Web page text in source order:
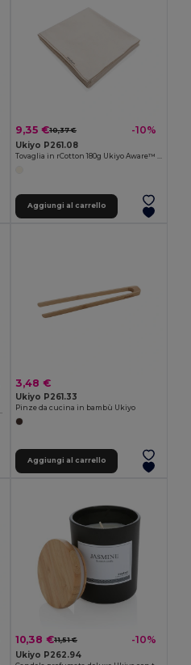
9,35 €10,37 € -10%
Ukiyo P261.08
Aggiungi al carrello
3,48 €
Ukiyo P261.33
Pinze da cucina in bambù Ukiyo
Aggiungi al carrello
10,38 €11,51 € -10%
Ukiyo P262.94